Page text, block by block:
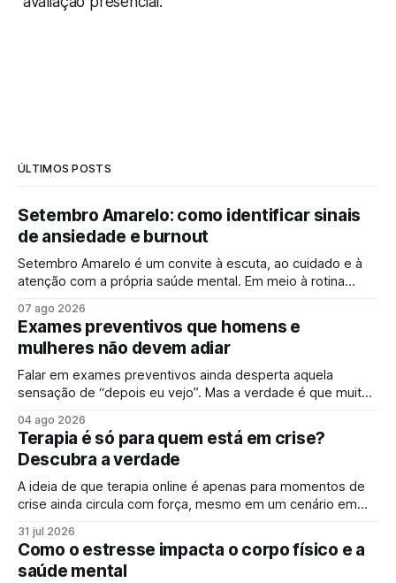
ÚLTIMOS POSTS
Setembro Amarelo: como identificar sinais
de ansiedade e burnout
Setembro Amarelo é um convite à escuta, ao cuidado e à
atenção com a própria saúde mental. Em meio à rotina
de ansiedade e sinais de esgotamento sem perceber que
algo já não vai bem. A campanha surge justamente para
ampliar esse olhar,
07 ago 2026
Exames preventivos que homens e
mulheres não devem adiar
Falar em exames preventivos ainda desperta aquela
sensação de “depois eu vejo”. Mas a verdade é que muitas
evidente. É justamente por isso que o check-up e o
acompanhamento periódico ganham cada vez mais
espaço: identificar alterações antes dos sintomas
aparecerem
04 ago 2026
Terapia é só para quem está em crise?
Descubra a verdade
A ideia de que terapia online é apenas para momentos de
crise ainda circula com força, mesmo em um cenário em
Para muita gente, buscar um psicólogo online parece um
sinal de que “algo saiu do controle”. Mas essa percepção,
31 jul 2026
Como o estresse impacta o corpo físico e a
saúde mental